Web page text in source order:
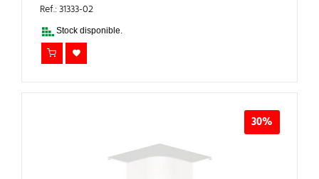
ERA:
9,21€.6,45€.
Ref.: 31333-02
Stock disponible.
30%